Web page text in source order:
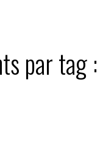
par tag :